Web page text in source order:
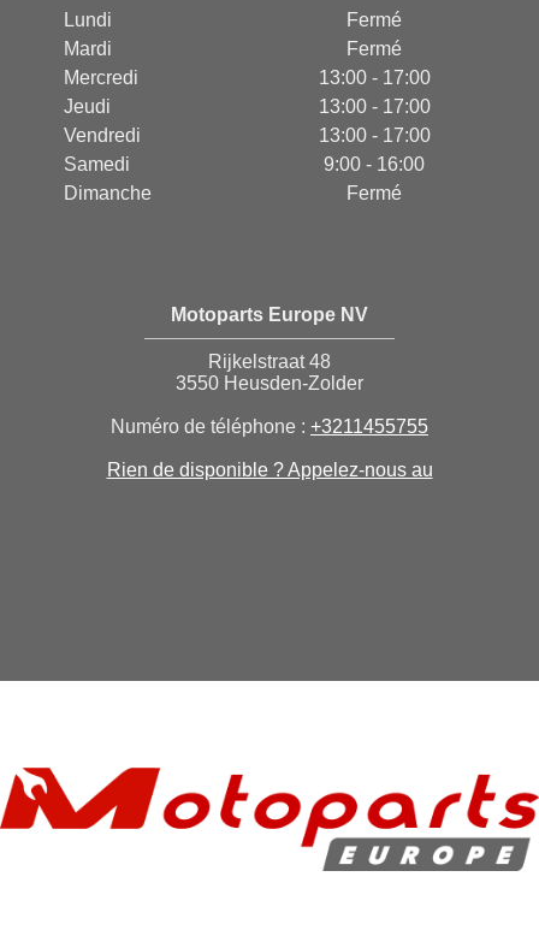
Lundi
Fermé
Mardi
Fermé
Mercredi
13:00 - 17:00
Jeudi
13:00 - 17:00
Vendredi
13:00 - 17:00
Samedi
9:00 - 16:00
Dimanche
Fermé
Motoparts Europe NV
Rijkelstraat 48
3550 Heusden-Zolder
Numéro de téléphone : +3211455755
Rien de disponible ? Appelez-nous au